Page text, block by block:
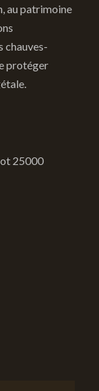
au patrimoine
chauves-
protéger
25000